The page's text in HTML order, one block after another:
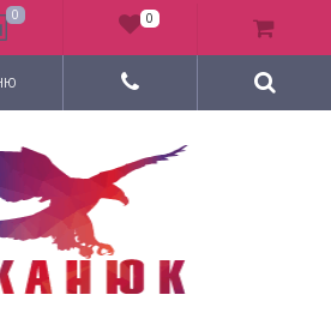
0 0